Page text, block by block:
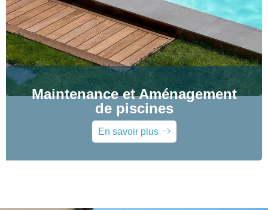
Maintenance et Aménagement
de piscines
En savoir plus